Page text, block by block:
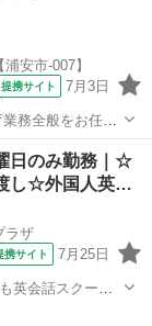
安市-007】
提携サイト 7月3日
事の補助 連絡
日のみ勤務｜☆
し☆外国人英…
ラザ
携サイト 7月25日
会話スクール